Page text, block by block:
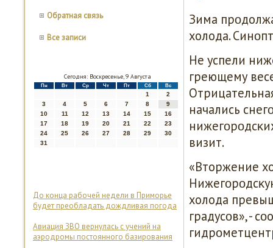
Обратная связь
Все записи
Сегодня: Воскресенье, 9 Августа
Пн Вт Ср Чт Пт Сб Вс
1
2
3
4 5 6 7 8
9
10
11 12 13 14 15
16
17
18 19 20 21 22
23
24
25 26 27 28 29
30
31
До конца рабочей недели в Приморье
будет преобладать дождливая погода
Авиация ЗВО вернулась с учений на
аэродромы постоянного базирования
Зима
холода.
Не успели
греющему
начались
визит.
«Вторжение
холода
градусοв», -